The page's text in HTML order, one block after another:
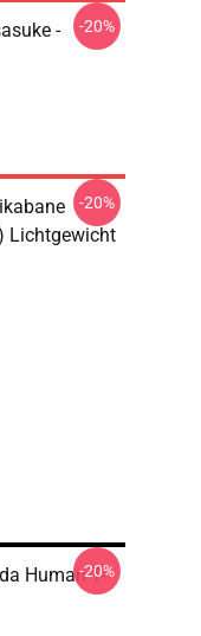
-
-20%
Lichtgewicht
-20%
Human T-
-20%